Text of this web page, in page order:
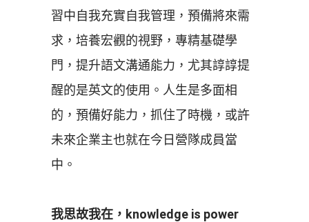
習中自我充實自我管理，預備將來需
求，培養宏觀的視野，專精基礎學
門，提升語文溝通能力，尤其諄諄提
醒的是英文的使用。人生是多面相
的，預備好能力，抓住了時機，或許
未來企業主也就在今日營隊成員當
中。
我思故我在，knowledge is power